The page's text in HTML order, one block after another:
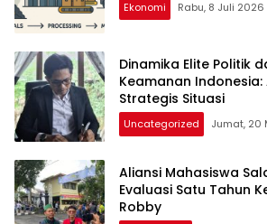
Ekonomi Rabu, 8 Juli 2026
Dinamika Elite Politik
Keamanan
Strategis Situasi
Uncategorized Jumat, 20
Aliansi Mahasiswa
Evaluasi Satu Tahun
Robby